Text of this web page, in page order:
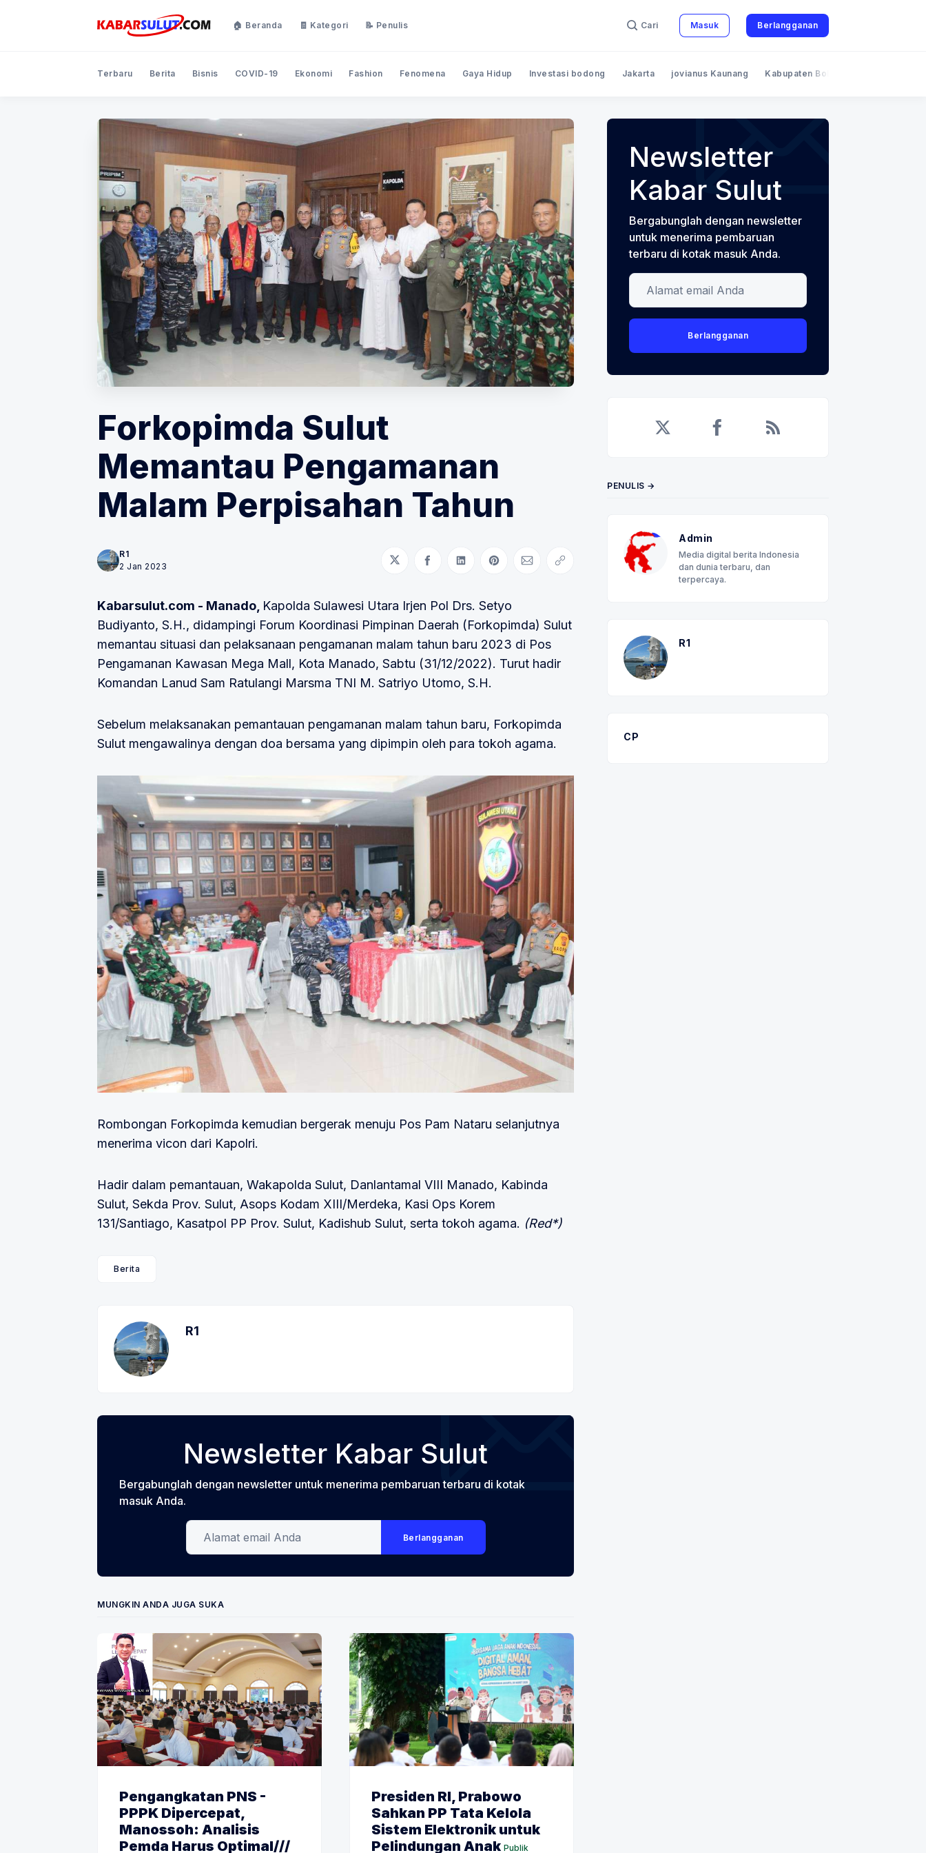
🏠 Beranda 🧾 Kategori 📝 Penulis Cari Masuk Berlangganan
Terbaru Berita Bisnis COVID-19 Ekonomi Fashion Fenomena Gaya Hidup Investasi bodong Jakarta jovianus Kaunang Kabupaten Bolaang Mongondow
Forkopimda Sulut
Memantau Pengamanan
Malam Perpisahan Tahun
R1
2 Jan 2023
Bagikan di Twitter
Bagikan di Facebook
Bagikan di LinkedIn
Bagikan di Pinterest
Bagikan melalui Email
Salin tautan
Kabarsulut.com - Manado, Kapolda Sulawesi Utara Irjen Pol Drs. Setyo
Budiyanto, S.H., didampingi Forum Koordinasi Pimpinan Daerah (Forkopimda) Sulut
memantau situasi dan pelaksanaan pengamanan malam tahun baru 2023 di Pos
Pengamanan Kawasan Mega Mall, Kota Manado, Sabtu (31/12/2022). Turut hadir
Komandan Lanud Sam Ratulangi Marsma TNI M. Satriyo Utomo, S.H.
Sebelum melaksanakan pemantauan pengamanan malam tahun baru, Forkopimda
Sulut mengawalinya dengan doa bersama yang dipimpin oleh para tokoh agama.
Rombongan Forkopimda kemudian bergerak menuju Pos Pam Nataru selanjutnya
menerima vicon dari Kapolri.
Hadir dalam pemantauan, Wakapolda Sulut, Danlantamal VIII Manado, Kabinda
Sulut, Sekda Prov. Sulut, Asops Kodam XIII/Merdeka, Kasi Ops Korem
131/Santiago, Kasatpol PP Prov. Sulut, Kadishub Sulut, serta tokoh agama. (Red*)
Berita
R1
Newsletter Kabar Sulut
Bergabunglah dengan newsletter untuk menerima pembaruan terbaru di kotak
masuk Anda.
Alamat email Anda
Berlangganan
MUNGKIN ANDA JUGA SUKA
Pengangkatan PNS -
PPPK Dipercepat,
Manossoh: Analisis
Pemda Harus Optimal///
Presiden RI, Prabowo
Sahkan PP Tata Kelola
Sistem Elektronik untuk
Pelindungan Anak Publik
Newsletter
Kabar Sulut
Bergabunglah dengan newsletter
untuk menerima pembaruan
terbaru di kotak masuk Anda.
Alamat email Anda
Berlangganan
PENULIS →
Admin
Media digital berita Indonesia
dan dunia terbaru, dan
terpercaya.
R1
CP